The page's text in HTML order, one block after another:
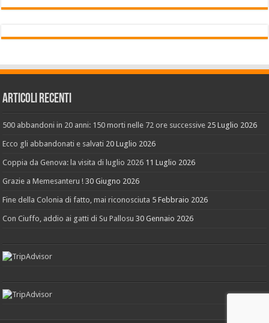
Articoli recenti
500 abbandoni in 20 anni: 150 morti nelle 72 ore successive 25 Luglio 2026
Ecco gli abbandonati e salvati 20 Luglio 2026
Coppia da Genova: la visita di luglio 2026 11 Luglio 2026
Grazie a Memesanteru ! 30 Giugno 2026
Fine della Colonia di fatto, mai riconosciuta 5 Febbraio 2026
Con Ciuffo, addio ai gatti di Su Pallosu 30 Gennaio 2026